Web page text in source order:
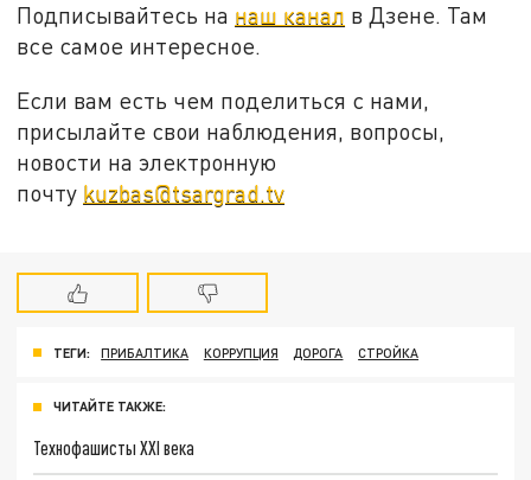
Подписывайтесь на наш канал в Дзене. Там
все самое интересное.
Если вам есть чем поделиться с нами,
присылайте свои наблюдения, вопросы,
новости на электронную
почту kuzbas@tsargrad.tv
ТЕГИ: ПРИБАЛТИКА КОРРУПЦИЯ ДОРОГА СТРОЙКА
ЧИТАЙТЕ ТАКЖЕ:
Технофашисты XXI века